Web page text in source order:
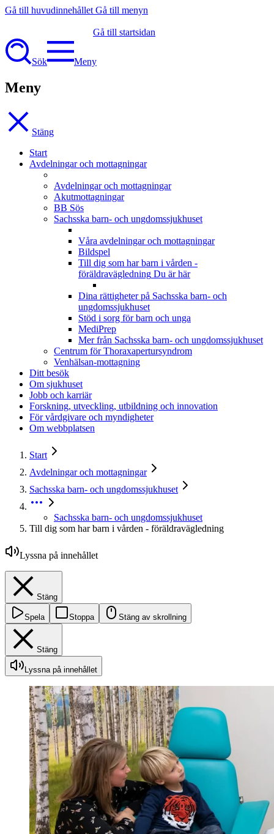
Gå till huvudinnehållet Gå till menyn
Gå till startsidan
Sök Meny
Meny
Stäng
Start
Avdelningar och mottagningar
Avdelningar och mottagningar
Akutmottagningar
BB Sös
Sachsska barn- och ungdomssjukhuset
Våra avdelningar och mottagningar
Bildspel
Till dig som har barn i vården -
föräldravägledning Du är här
Dina rättigheter på Sachsska barn- och
ungdomssjukhuset
Stöd i sorg för barn och unga
MediPrep
Mer från Sachsska barn- och ungdomssjukhuset
Centrum för Thoraxapertursyndrom
Venhälsan-mottagning
Ditt besök
Om sjukhuset
Jobb och karriär
Forskning, utveckling, utbildning och innovation
För vårdgivare och myndigheter
Om webbplatsen
Start
Avdelningar och mottagningar
Sachsska barn- och ungdomssjukhuset
Sachsska barn- och ungdomssjukhuset
Till dig som har barn i vården - föräldravägledning
Lyssna på innehållet
Stäng
Spela Stoppa Stäng av skrollning
Stäng
Lyssna på innehållet